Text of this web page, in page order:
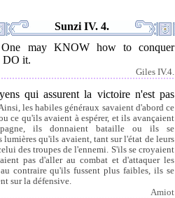
Sunzi IV. 4.
may KNOW how to conquer
DO it.
Giles IV.4.
qui assurent la victoire n'est pas
les habiles généraux savaient d'abord ce
ce qu'ils avaient à espérer, et ils avançaient
ils donnaient bataille ou ils se
lumières qu'ils avaient, tant sur l'état de leurs
des troupes de l'ennemi. S'ils se croyaient
pas d'aller au combat et d'attaquer les
contraire qu'ils fussent plus faibles, ils se
sur la défensive.
Amiot